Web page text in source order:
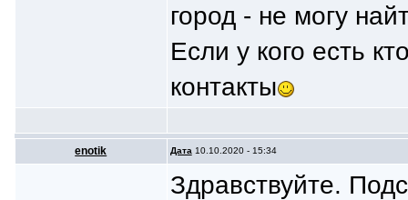
город - не могу
Если у кого есть
контакты
enotik Дата 10.10.2020 - 15:34
Здравствуйте.